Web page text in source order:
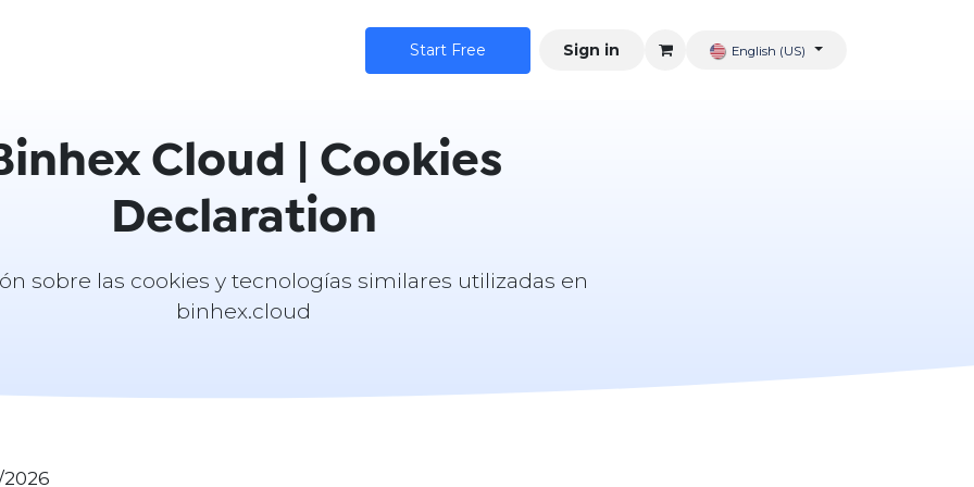
Star​​t Free Sign in English (US)
Cloud | Cookies
Declaration
sobre las cookies y tecnologías similares utilizadas en
binhex.cloud
2026